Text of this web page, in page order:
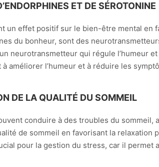
ET DE SÉROTONINE
un effet positif sur le bien-être mental en
du bonheur, sont des
neurotransmetteur qui régule l’humeur
à améliorer l’humeur et à réduire les
DE LA QUALITÉ DU SOMMEIL
conduire à des troubles du sommeil,
de sommeil en favorisant la
pour la gestion du stress, car il